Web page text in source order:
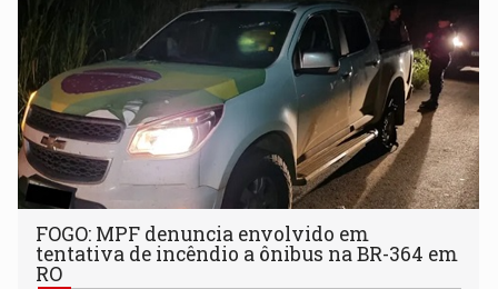
FOGO: MPF denuncia envolvido em
tentativa de incêndio a ônibus na BR-364 em
RO